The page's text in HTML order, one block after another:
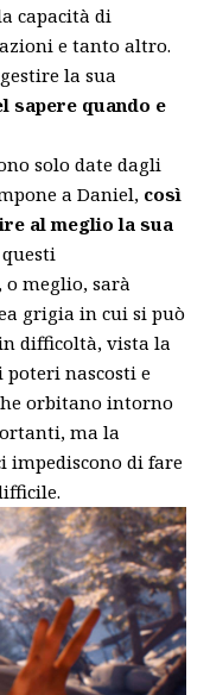
capacità di
e tanto altro.
la sua
sapere quando e
solo date dagli
a Daniel, così
al meglio la sua
meglio, sarà
grigia in cui si può
difficoltà, vista la
poteri nascosti e
orbitano intorno
ma la
impediscono di fare